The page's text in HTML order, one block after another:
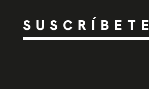
SUSCRÍBETE